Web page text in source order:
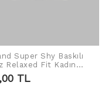
SEPETE EKLE
Super Shy Baskılı
Relaxed Fit Kadın
TL